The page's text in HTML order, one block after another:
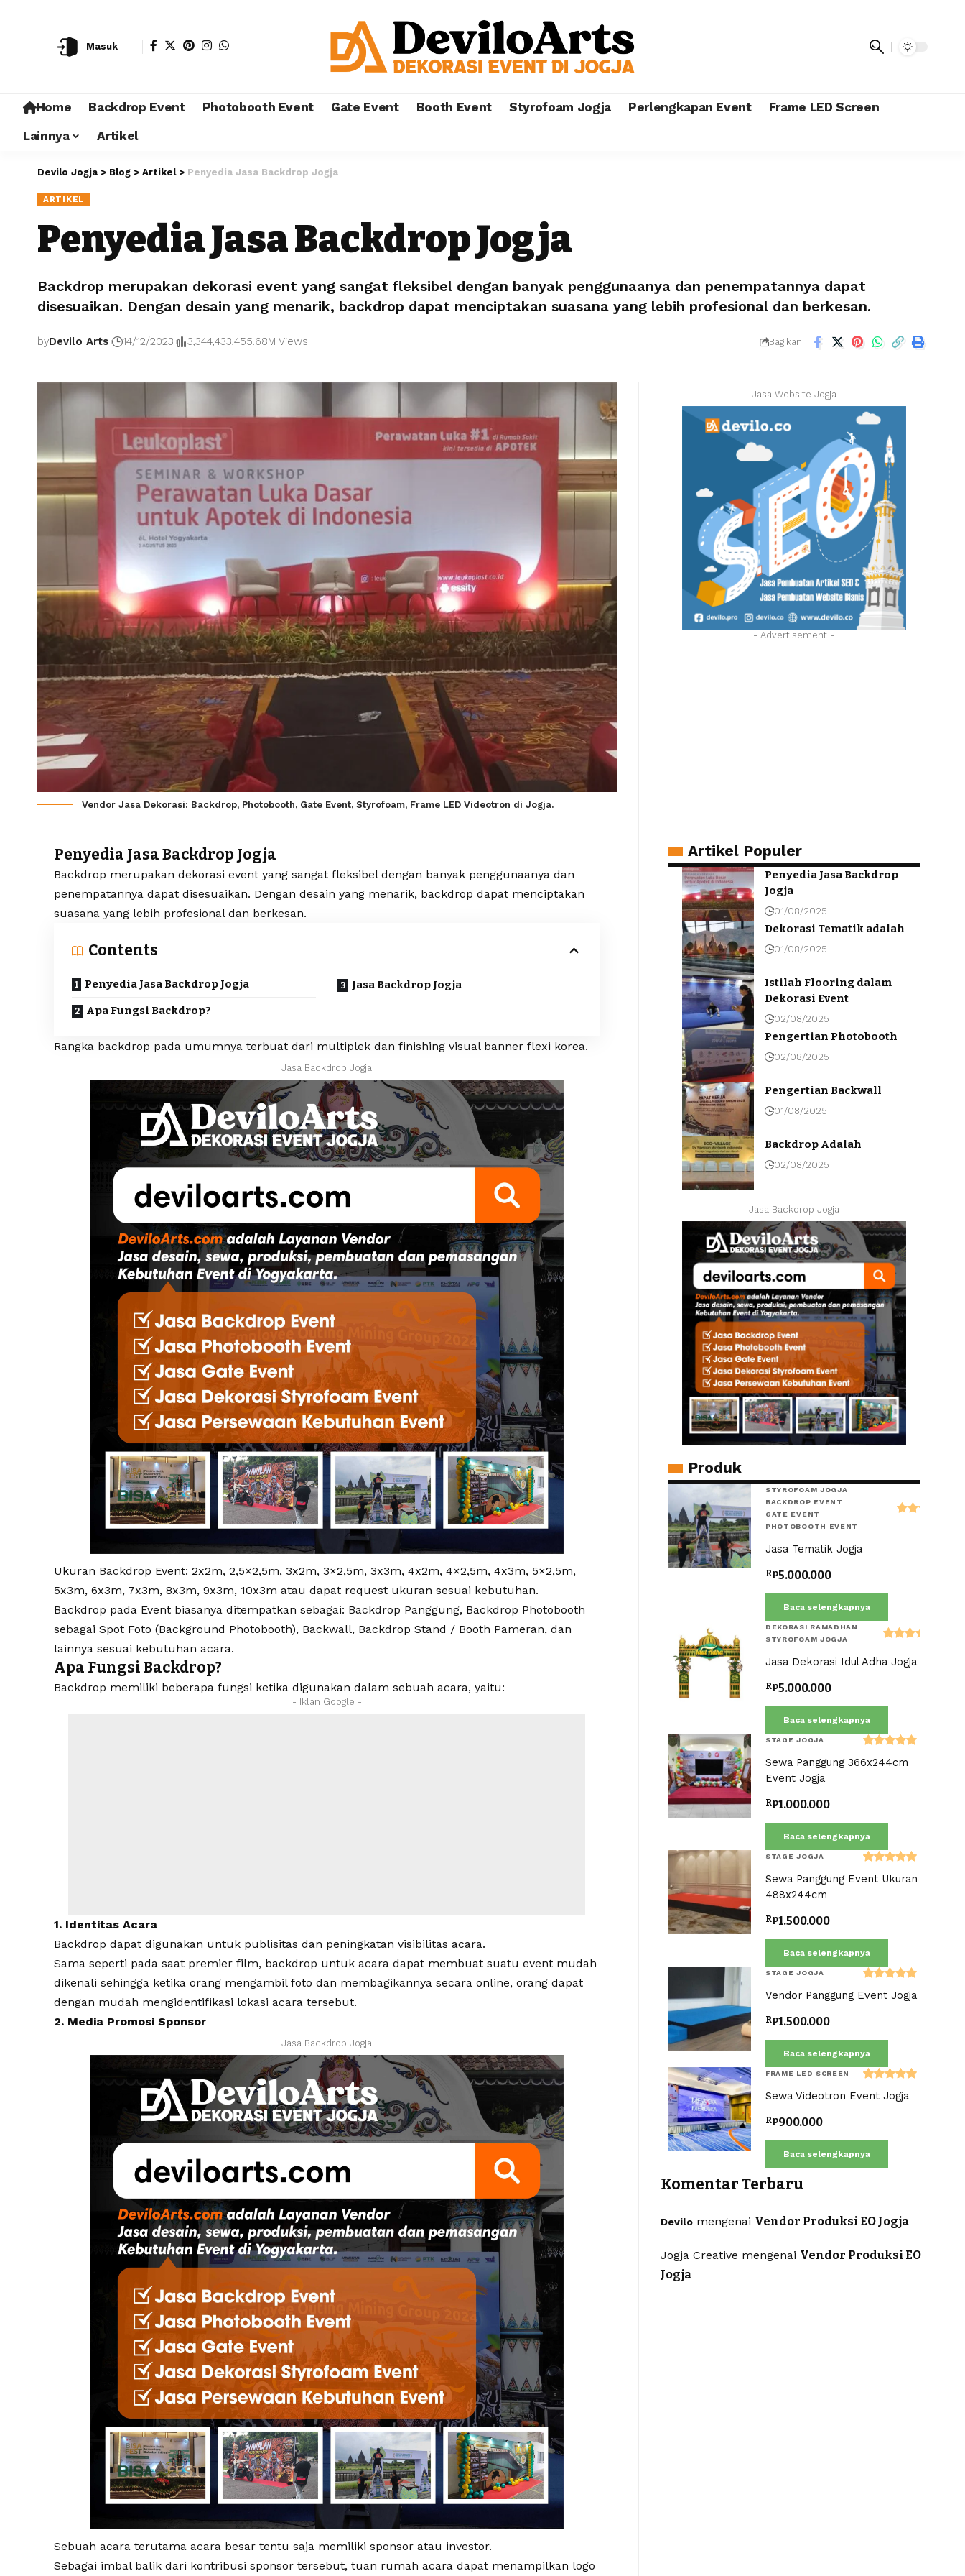
Masuk
Home Backdrop Event Photobooth Event Gate Event Booth Event Styrofoam Jogja Perlengkapan Event
Frame LED Screen
Lainnya
Artikel
Devilo Jogja > Blog > Artikel> Penyedia Jasa Backdrop Jogja
ARTIKEL
Penyedia Jasa Backdrop Jogja
Backdrop merupakan dekorasi event yang sangat fleksibel dengan banyak penggunaanya dan penempatannya dapat
disesuaikan. Dengan desain yang menarik, backdrop dapat menciptakan suasana yang lebih profesional dan berkesan.
byDevilo Arts 14/12/2023 3,344,433,455.68M Views Bagikan
Vendor Jasa Dekorasi: Backdrop, Photobooth, Gate Event, Styrofoam, Frame LED Videotron di Jogja.
Penyedia Jasa Backdrop Jogja
Backdrop merupakan dekorasi event yang sangat fleksibel dengan banyak penggunaanya dan
penempatannya dapat disesuaikan. Dengan desain yang menarik, backdrop dapat menciptakan
suasana yang lebih profesional dan berkesan.
Contents
Penyedia Jasa Backdrop Jogja
Apa Fungsi Backdrop?
Jasa Backdrop Jogja
Rangka backdrop pada umumnya terbuat dari multiplek dan finishing visual banner flexi korea.
Jasa Backdrop Jogja
Ukuran Backdrop Event: 2x2m, 2,5×2,5m, 3x2m, 3×2,5m, 3x3m, 4x2m, 4×2,5m, 4x3m, 5×2,5m,
5x3m, 6x3m, 7x3m, 8x3m, 9x3m, 10x3m atau dapat request ukuran sesuai kebutuhan.
Backdrop pada Event biasanya ditempatkan sebagai: Backdrop Panggung, Backdrop Photobooth
sebagai Spot Foto (Background Photobooth), Backwall, Backdrop Stand / Booth Pameran, dan
lainnya sesuai kebutuhan acara.
Apa Fungsi Backdrop?
Backdrop memiliki beberapa fungsi ketika digunakan dalam sebuah acara, yaitu:
- Iklan Google -
1. Identitas Acara
Backdrop dapat digunakan untuk publisitas dan peningkatan visibilitas acara.
Sama seperti pada saat premier film, backdrop untuk acara dapat membuat suatu event mudah
dikenali sehingga ketika orang mengambil foto dan membagikannya secara online, orang dapat
dengan mudah mengidentifikasi lokasi acara tersebut.
2. Media Promosi Sponsor
Jasa Backdrop Jogja
Sebuah acara terutama acara besar tentu saja memiliki sponsor atau investor.
Sebagai imbal balik dari kontribusi sponsor tersebut, tuan rumah acara dapat menampilkan logo
Jasa Website Jogja
- Advertisement -
Artikel Populer
Penyedia Jasa Backdrop
Jogja
01/08/2025
Dekorasi Tematik adalah
01/08/2025
Istilah Flooring dalam
Dekorasi Event
02/08/2025
Pengertian Photobooth
02/08/2025
Pengertian Backwall
01/08/2025
Backdrop Adalah
02/08/2025
Jasa Backdrop Jogja
Produk
STYROFOAM JOGJA
BACKDROP EVENT
GATE EVENT
PHOTOBOOTH EVENT
Jasa Tematik Jogja
Rp5.000.000
Baca selengkapnya
DEKORASI RAMADHAN
STYROFOAM JOGJA
5.00
Jasa Dekorasi Idul Adha Jogja
Rp5.000.000
Baca selengkapnya
STAGE JOGJA
Dinilai
5.00dari 5
Sewa Panggung 366x244cm
Event Jogja
Rp1.000.000
Baca selengkapnya
STAGE JOGJA
Dinilai
5.00dari 5
Sewa Panggung Event Ukuran
488x244cm
Rp1.500.000
Baca selengkapnya
STAGE JOGJA
Dinilai
5.00dari 5
Vendor Panggung Event Jogja
Rp1.500.000
Baca selengkapnya
FRAME LED SCREEN
Dinilai
5.00dari 5
Sewa Videotron Event Jogja
Rp900.000
Baca selengkapnya
Komentar Terbaru
Devilomengenai Vendor Produksi EO Jogja
Jogja Creative mengenai Vendor Produksi EO
Jogja